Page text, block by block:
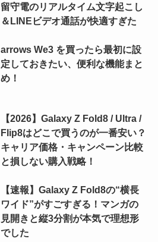
留守電のリアルタイム文字起こし
＆LINEビデオ通話が快適すぎた
arrows We3 を買ったら最初に設
定しておきたい、便利な機能まと
め！
【2026】Galaxy Z Fold8 / Ultra /
Flip8はどこで買うのが一番安い？
キャリア価格・キャンペーン比較
と損しない購入戦略！
【速報】Galaxy Z Fold8の“横長
ワイド”がすごすぎる！マンガの
見開きと縦3分割が本気で理想形
でした